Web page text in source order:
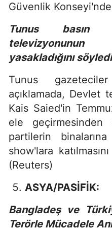
Güvenlik
Tunus basın
yasakladığını söyledi
Tunus
açıklamada, Devlet
Kais Saied'in
ele
partilerin
show'lara
(Reuters)
ASYA/PASİFİK:
Bangladeş ve
Terörle Mücadele